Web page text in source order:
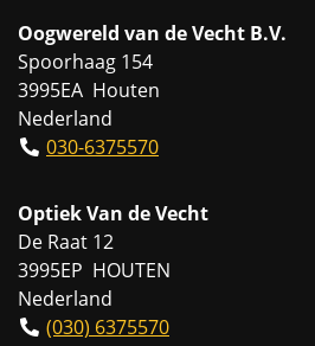
Oogwereld van de Vecht B.V.
Spoorhaag 154
3995EA Houten
Nederland
030-6375570
Optiek Van de Vecht
De Raat 12
3995EP HOUTEN
Nederland
(030) 6375570